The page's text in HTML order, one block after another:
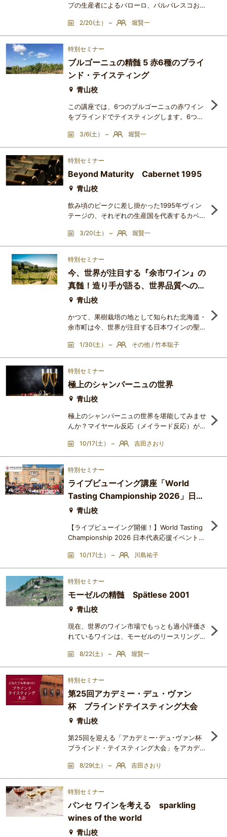
プの生産者によるバローロ、バルバレスコおよ
インドで試飲し、畑の自然環境要因やネッビオ
ーロのクローン、醸造方法がワインの味わいに
与える影響について検討します。【ワインリス
Giacomo Conterno （世界最安値33万円）
Barolo Cicala 1990 Aldo ConternoLanghe
Nebbiolo Vigna Arborina 1990 Elio Altare
2/20(土） ~ 堀賢一
特別セミナー
ブルゴーニュの精髄 5 赤6種のブライ
ンド・テイスティング
青山校
この講座では、6つのブルゴーニュの赤ワイン
をブラインドでテイスティングします。6つの
は同一のドメーヌのワインです。6つのうち5
つは、同一の原産地呼称です。試飲を通じて、
ヴィンテージおよび原産地呼称、生産者名を類
ド・テイスティング後に開示します。
3/6(土） ~ 堀賢一
特別セミナー
Beyond Maturity Cabernet 1995
青山校
飲み頃のピークに差し掛かった1995年ヴィン
テージの、それぞれの生産国を代表するカベル
ンX をブラインドで試飲し、ブドウ品種とブド
ウ畑、生産年と生産者に由来する個性について
検討します。【ワインリスト】Château
1995 BordeauxOrnellaia 1995 ItalyCaymus
Special Selection Cabernet Sauvignon 1995
CaliforniaColdstream Hills Cabernet S
3/20(土） ~ 堀賢一
特別セミナー
今、世界が注目する『余市ワイン』の
真髄！造り手が語る、世界品質への挑
戦 青山校
かつて、果樹栽培の地として知られた北海道・
余市町は今、世界が注目する日本ワインの聖地
レストラン「noma」のワインリストに掲載さ
れ、フランスの名門ドメーヌがブドウを求める
ほど、余市が生み出すワインの品質は国際的に
ロワールをひもとくと共に、現地で活躍するゲ
スト講師のお二人をお迎えします。松村宗雄氏
1/30(土） ~ その他 / 竹本聡子
特別セミナー
極上のシャンパーニュの世界
青山校
極上のシャンパーニュの世界を堪能してみませ
んか？マイヤール反応（メイラード反応）が起
ます!!供出するアイテムは下記をご覧くださ
い。素晴らしき各生産者について、ここでとや
かく述べる必要はないと思いますので、講座時
に対する「愛」を語らせてください!!どうぞ楽
しみになさっててくださいね!!私も物凄く楽し
みです❤供出アイテム・199
10/17(土） ~ 吉田さおり
特別セミナー
ライブビューイング講座「World
Tasting Championship 2026」日本
からみんなで応援しよう！
青山校
【ライブビューイング開催！】World Tasting
Championship 2026 日本代表応援イベントフ
France 主催の、世界最高峰のブラインドテイ
スティングコンテスト World Tasting
Championship 2026 が開催されます。決戦日
ンピオンの座をかけて、世界各国から約50チ
ームが集結する舞台は、ローヌ地方の シャト
10/17(土） ~ 川島祐子
特別セミナー
モーゼルの精髄 Spätlese 2001
青山校
現在、世界のワイン市場でもっとも過小評価さ
れているワインは、モーゼルのリースリングだ
行した、安くて甘いだけのドイツワインと同一
視されてしまい、いまだにそのイメージから脱
却できていません。しかしながら、一度でも美
から二度と離れられなくなります。この講座で
は、モーゼルの優良な生産者の2001年ヴィン
テージのシュペトレーゼ6種
8/22(土） ~ 堀賢一
特別セミナー
第25回アカデミー・デュ・ヴァン
杯 ブラインドテイスティング大会
青山校
第25回を迎える「アカデミー･デュ･ヴァン杯
ブラインド・テイスティング大会」をアカデミ
格などは一切問わず、20 歳以上の方であれ
ば、どなたでもご参加いただけます。テイステ
ィングアイテムは、予選･決勝合わせて10種。
参加者全員テイスティングしていただけます。
優勝者には、2027年春夏シーズン開講講座
（全講座対象）の優先お申込み権を
8/29(土） ~ 吉田さおり
特別セミナー
パンセ ワインを考える sparkling
wines of the world
青山校